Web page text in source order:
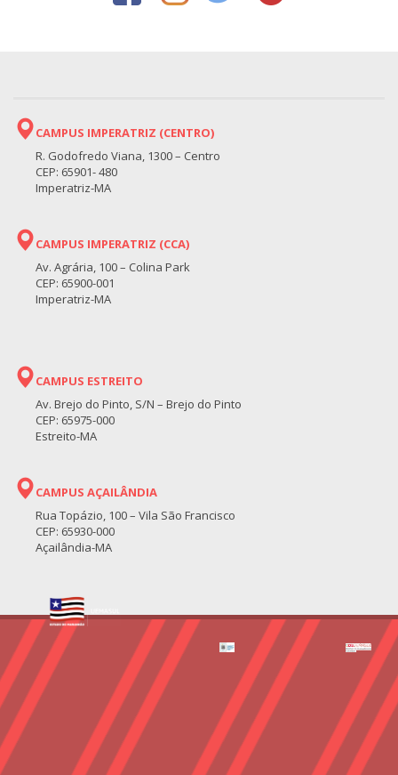
CAMPUS IMPERATRIZ (CENTRO)
R. Godofredo Viana, 1300 – Centro
CEP: 65901- 480
Imperatriz-MA
CAMPUS IMPERATRIZ (CCA)
Av. Agrária, 100 – Colina Park
CEP: 65900-001
Imperatriz-MA
CAMPUS ESTREITO
Av. Brejo do Pinto, S/N – Brejo do Pinto
CEP: 65975-000
Estreito-MA
CAMPUS AÇAILÂNDIA
Rua Topázio, 100 – Vila São Francisco
CEP: 65930-000
Açailândia-MA